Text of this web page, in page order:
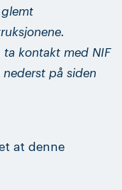
ta kontakt med NIF
på siden
at denne